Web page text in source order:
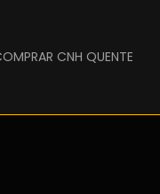
CNH QUENTE